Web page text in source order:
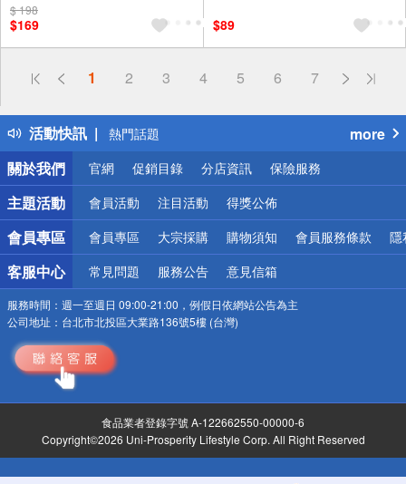
$ 198
$169
$89
1 2 3 4 5 6 7
活動快訊
偏遠地區配送
得獎公告
熱門話題
銀行優惠
偏遠地區配送
詐騙網頁！請小心！
more
關於我們
官網 促銷目錄 分店資訊 保險服務
主題活動 會員活動 注目活動 得獎公佈
會員專區 會員專區 大宗採購 購物須知 會員服務條款 隱
客服中心 常見問題 服務公告 意見信箱
服務時間： 週一至週日 09:00-21:00，例假日依網站公告為主
公司地址： 台北市北投區大業路136號5樓 (台灣)
食品業者登錄字號 A-122662550-00000-6
Copyright©2026 Uni-Prosperity Lifestyle Corp. All Right Reserved